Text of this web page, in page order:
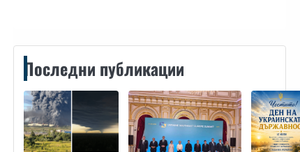
Последни публикации